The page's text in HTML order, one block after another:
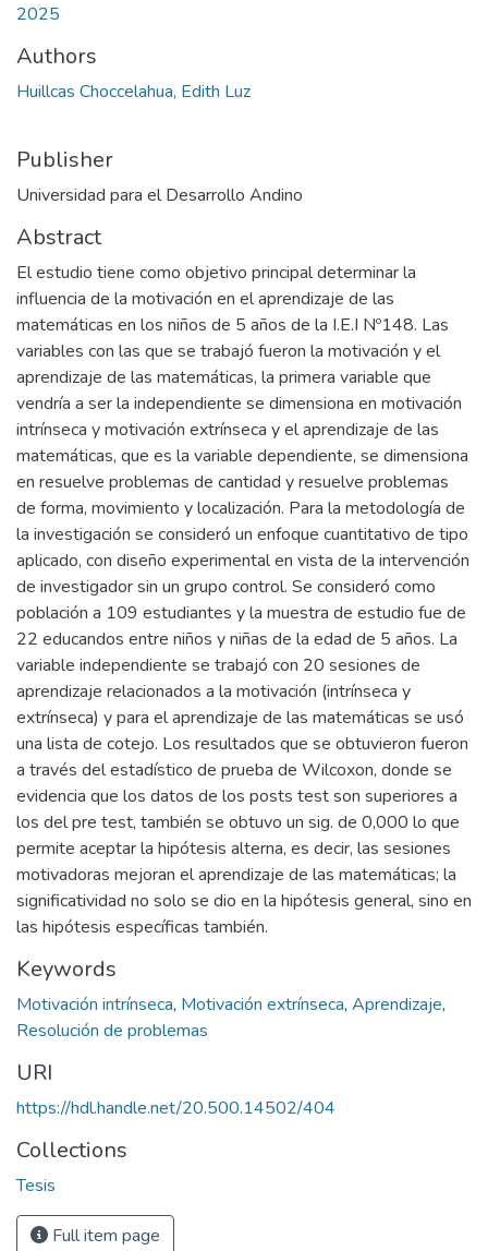
2025
Authors
Huillcas Choccelahua, Edith Luz
Publisher
Universidad para el Desarrollo Andino
Abstract
El estudio tiene como objetivo principal determinar la
influencia de la motivación en el aprendizaje de las
matemáticas en los niños de 5 años de la I.E.I Nº148. Las
variables con las que se trabajó fueron la motivación y el
aprendizaje de las matemáticas, la primera variable que
vendría a ser la independiente se dimensiona en motivación
intrínseca y motivación extrínseca y el aprendizaje de las
matemáticas, que es la variable dependiente, se dimensiona
en resuelve problemas de cantidad y resuelve problemas
de forma, movimiento y localización. Para la metodología de
la investigación se consideró un enfoque cuantitativo de tipo
aplicado, con diseño experimental en vista de la intervención
de investigador sin un grupo control. Se consideró como
población a 109 estudiantes y la muestra de estudio fue de
22 educandos entre niños y niñas de la edad de 5 años. La
variable independiente se trabajó con 20 sesiones de
aprendizaje relacionados a la motivación (intrínseca y
extrínseca) y para el aprendizaje de las matemáticas se usó
una lista de cotejo. Los resultados que se obtuvieron fueron
a través del estadístico de prueba de Wilcoxon, donde se
evidencia que los datos de los posts test son superiores a
los del pre test, también se obtuvo un sig. de 0,000 lo que
permite aceptar la hipótesis alterna, es decir, las sesiones
motivadoras mejoran el aprendizaje de las matemáticas; la
significatividad no solo se dio en la hipótesis general, sino en
las hipótesis específicas también.
Keywords
Motivación intrínseca, Motivación extrínseca, Aprendizaje,
Resolución de problemas
URI
https://hdl.handle.net/20.500.14502/404
Collections
Tesis
Full item page